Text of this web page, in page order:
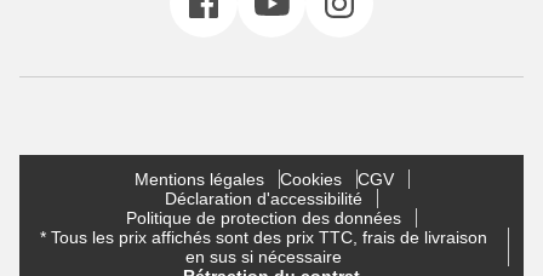
Mentions légales Cookies
CGV
Déclaration d'accessibilité
Politique de protection des données
* Tous les prix affichés sont des prix TTC, frais de livraison
en sus si nécessaire